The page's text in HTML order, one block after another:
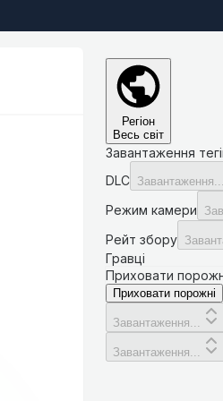
Регіон
Весь світ
Завантаження
DLC Завантаження...
Режим камери
Рейт збору
Гравці
Приховати
Приховати порожні
Завантаження...
Завантаження...